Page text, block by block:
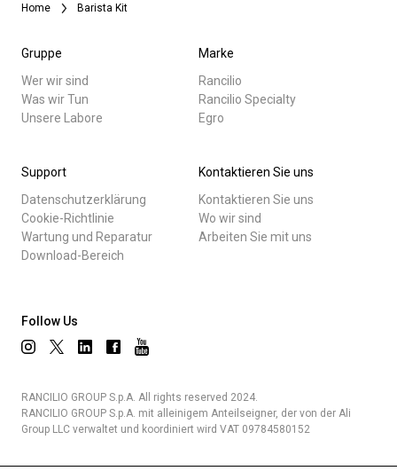
Home Barista Kit
Gruppe
Wer wir sind
Was wir Tun
Unsere Labore
Marke
Rancilio
Rancilio Specialty
Egro
Support
Datenschutzerklärung
Cookie-Richtlinie
Wartung und Reparatur
Download-Bereich
Kontaktieren Sie uns
Kontaktieren Sie uns
Wo wir sind
Arbeiten Sie mit uns
Follow Us
RANCILIO GROUP S.p.A. All rights reserved 2024.
RANCILIO GROUP S.p.A. mit alleinigem Anteilseigner, der von der Ali
Group LLC verwaltet und koordiniert wird VAT 09784580152